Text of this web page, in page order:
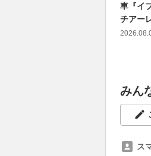
車『イ
チアー
みん
ス